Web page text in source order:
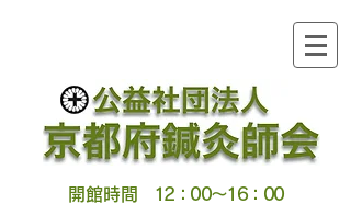
開館時間 12：00～16：00